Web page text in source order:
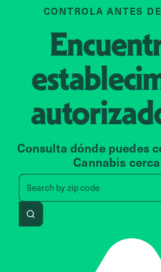
CONTROLA ANTES
Consulta dónde puedes
Cannabis
Search byzip code
Search